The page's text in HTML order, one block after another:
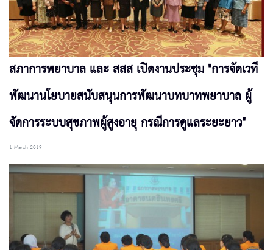
สภาการพยาบาล และ สสส เปิดงานประชุม "การจัดเวที
พัฒนานโยบายสนับสนุนการพัฒนาบทบาทพยาบาล ผู้
จัดการระบบสุขภาพผู้สูงอายุ กรณีการดูแลระยะยาว"
1 March 2019